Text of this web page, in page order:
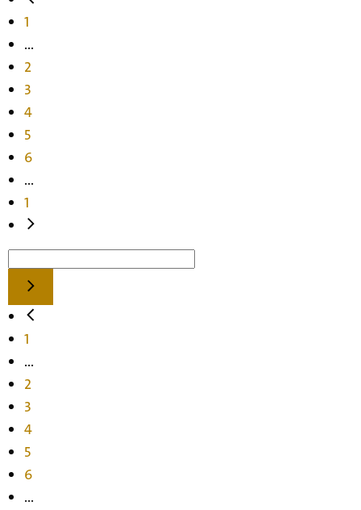
1
...
2
3
4
5
6
...
1
1
...
2
3
4
5
6
...